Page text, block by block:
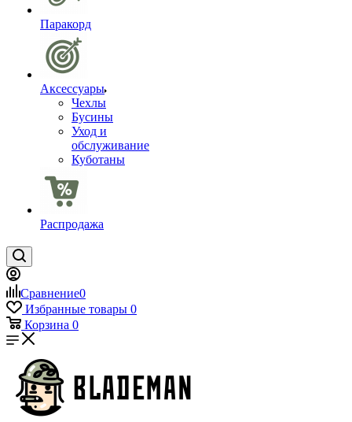
Паракорд
Аксессуары
Чехлы
Бусины
Уход и
обслуживание
Куботаны
Распродажа
Сравнение0
Избранные товары 0
Корзина 0